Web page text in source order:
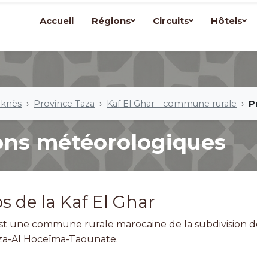
Accueil Régions Circuits Hôtels
Province Taza Kaf El Ghar - commune rurale
météorologiques
de la Kaf El Ghar
une commune rurale marocaine de la subdivision
Al Hoceïma-Taounate.